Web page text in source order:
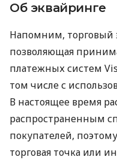
Об эквайринге
Напомним, торговый
позволяющая
платежных систем
том числе с
В настоящее время
распространенным
покупателей,
торговая точка или